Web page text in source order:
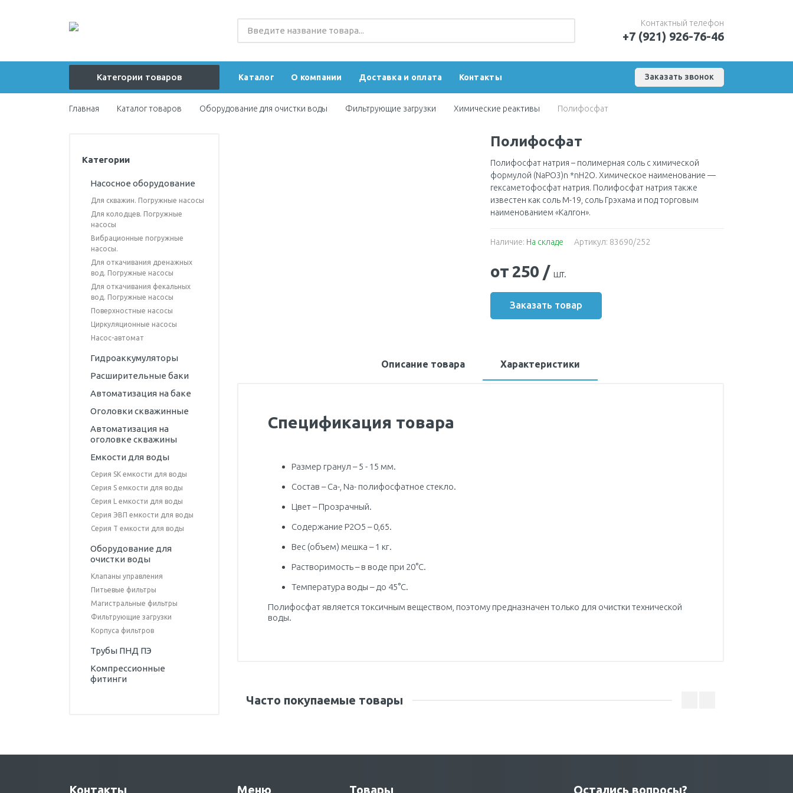
Контактный телефон
+7 (921) 926-76-46
Насосное оборудование
Расширительные баки
Автоматизация на баке
Оголовки скважинные
Автоматизация на оголовке
скважины
Оборудование для очистки
воды
Трубы ПНД ПЭ
Компрессионные фитинги
Категории товаров Каталог О компании Доставка и оплата Контакты Заказать звонок
Главная Каталог товаров Оборудование для очистки воды Фильтрующие загрузки Химические реактивы Полифосфат
Категории
Насосное оборудование
Для скважин. Погружные насосы
Для колодцев. Погружные
насосы
Вибрационные погружные
насосы.
Для откачивания дренажных
вод. Погружные насосы
Для откачивания фекальных
вод. Погружные насосы
Поверхностные насосы
Циркуляционные насосы
Насос-автомат
Гидроаккумуляторы
Расширительные баки
Автоматизация на баке
Оголовки скважинные
Автоматизация на
оголовке скважины
Емкости для воды
Серия SK емкости для воды
Серия S емкости для воды
Серия L емкости для воды
Серия ЭВП емкости для воды
Серия T емкости для воды
Оборудование для
очистки воды
Клапаны управления
Питьевые фильтры
Магистральные фильтры
Фильтрующие загрузки
Корпуса фильтров
Трубы ПНД ПЭ
Компрессионные
фитинги
Полифосфат
Полифосфат натрия – полимерная соль с химической
формулой (NaPO3)n *nH2O. Химическое наименование —
гексаметофосфат натрия. Полифосфат натрия также
известен как соль М-19, соль Грэхама и под торговым
наименованием «Калгон».
Наличие: На складе Артикул: 83690/252
от 250 / шт.
Заказать товар
Описание товара Характеристики
Спецификация товара
Размер гранул – 5 - 15 мм.
Состав – Ca-, Na- полифосфатное стекло.
Цвет – Прозрачный.
Содержание P2O5 – 0,65.
Вес (объем) мешка – 1 кг.
Растворимость – в воде при 20°C.
Температура воды – до 45°C.
Полифосфат является токсичным веществом, поэтому предназначен только для очистки технической
воды.
Часто покупаемые товары
Контакты Меню Товары Остались вопросы?